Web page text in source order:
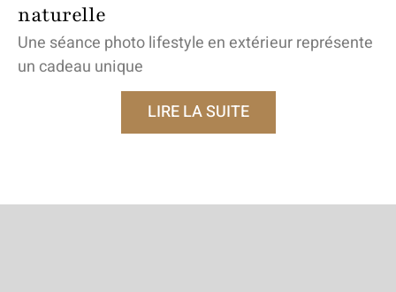
naturelle
Une séance photo lifestyle en extérieur représente
un cadeau unique
LIRE LA SUITE